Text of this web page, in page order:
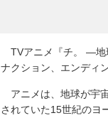
TVアニメ『チ。 ―地
ナクション、エンディ
アニメは、地球が宇
されていた15世紀のヨ